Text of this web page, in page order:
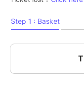
sonore et visuelle
Un concert
les places sont
clôturera la